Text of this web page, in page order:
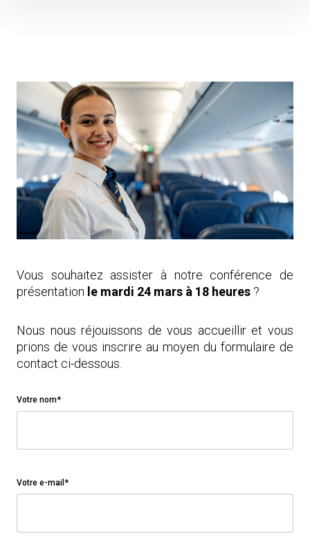
Vous souhaitez assister à notre conférence de
présentation le mardi 24 mars à 18 heures ?
Nous nous réjouissons de vous accueillir et vous
prions de vous inscrire au moyen du formulaire de
contact ci-dessous.
Votre nom*
Votre e-mail*